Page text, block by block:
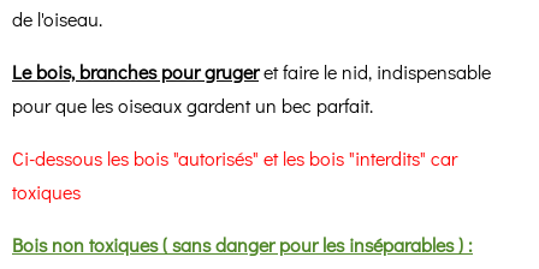
de l'oiseau.
Le bois, branches pour grugeret faire le nid, indispensable
pour que les oiseaux gardent un bec parfait.
Ci-dessous les bois "autorisés" et les bois "interdits" car
toxiques
Bois non toxiques ( sans danger pour les inséparables ) :